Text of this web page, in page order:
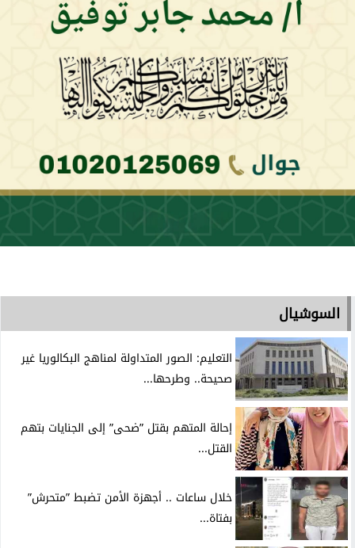
السوشيال
التعليم: الصور المتداولة لمناهج البكالوريا غير
صحيحة.. وطرحها...
إحالة المتهم بقتل ”ضحى” إلى الجنايات بتهم
القتل...
خلال ساعات .. أجهزة الأمن تضبط ”متحرش”
بفتاة...